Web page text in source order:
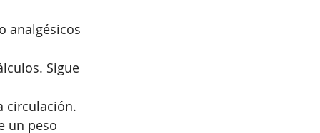
analgésicos
Sigue
circulación.
un peso